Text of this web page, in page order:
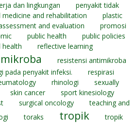
dan lingkungan
penyakit tidak
medicine and rehabilitation
plastic
and evaluation
promosi
public health
public policies
health
reflective learning
resistensi antimikroba
pada penyakit infeksi.
respirasi
rhinologi
sexually
skin cancer
sport kinesiology
surgical oncology
teaching and
toraks tropik
tropik